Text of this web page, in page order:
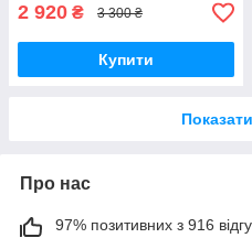
2 920 ₴ 3 300 ₴
Купити
Про нас
97% позитивних з 916